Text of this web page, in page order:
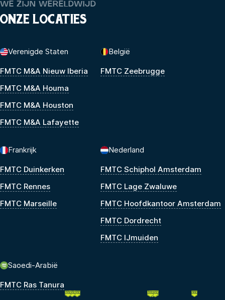
WE ZIJN WERELDWIJD
ONZE LOCATIES
Verenigde Staten
FMTC M&A Nieuw Iberia
FMTC M&A Houma
FMTC M&A Houston
FMTC M&A Lafayette
België
FMTC Zeebrugge
Frankrijk
FMTC Duinkerken
FMTC Rennes
FMTC Marseille
Nederland
FMTC Schiphol Amsterdam
FMTC Lage Zwaluwe
FMTC Hoofdkantoor Amsterdam
FMTC Dordrecht
FMTC IJmuiden
Saoedi-Arabië
FMTC Ras Tanura